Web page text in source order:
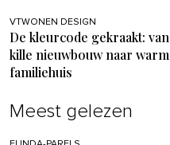
VTWONEN DESIGN
De kleurcode gekraakt: van
kille nieuwbouw naar warm
familiehuis
Meest gelezen